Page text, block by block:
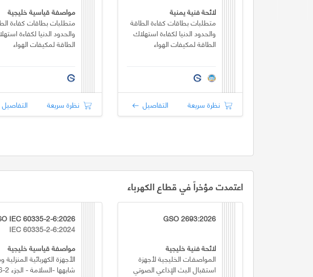
لائحة فنية يمنية
متطلبات بطاقات كفاءة الطاقة
والحدود الدنيا لكفاءة استهلاك
الطاقة لمكيفات الهواء
نظرة سريعة التفاصيل
مواصفة قياسية خليجية
متطلبات بطاقات كفاءة
والحدود الدنيا لكفاءة
الطاقة لمكيفات الهواء
نظرة سريعة التفاصيل
اعتمدت مؤخراً في قطاع الكهرباء
GSO 2693:2026
لائحة فنية خليجية
المواصفـات الخليجية لأجهزة
استقبال البث الإذاعي الصوتي
IEC 60335-2-6:2026
IEC 60335-2-6:2024
مواصفة قياسية خليجية
الأجهزة الكهربائية المنزلية